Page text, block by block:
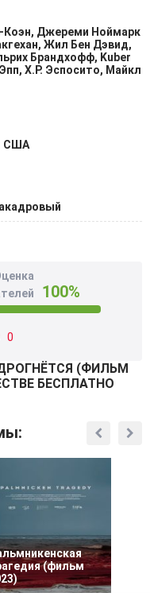
в Лейпциг на
принять душ для
под расписку.
Коэн, Джереми Ноймарк
Жил Бен Дэвид,
Брандхофф, Kuber
Х.Р. Эспосито, Майкл
США
100%
0
(ФИЛЬМ
БЕСПЛАТНО
(фильм